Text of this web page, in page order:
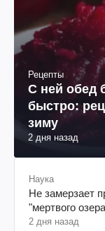
Рецепты
С ней обед
быстро:
зиму
2 дня назад
Наука
Не замерзает
"мертвого
2 дня назад